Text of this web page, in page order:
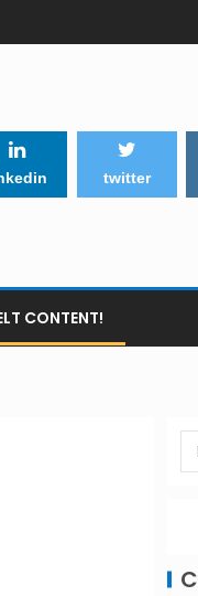
twitter
CONTENT!